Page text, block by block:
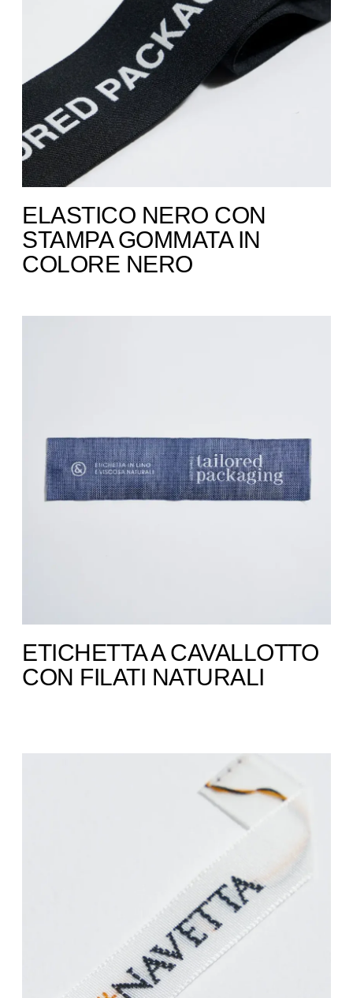
ELASTICO NERO CON
STAMPA GOMMATA IN
COLORE NERO
ETICHETTA A CAVALLOTTO
CON FILATI NATURALI ​